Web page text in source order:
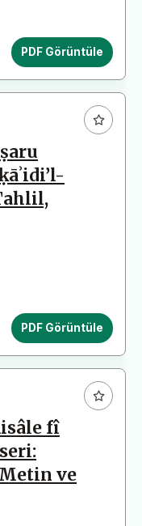
PDF Görüntüle
PDF Görüntüle
fî
ve